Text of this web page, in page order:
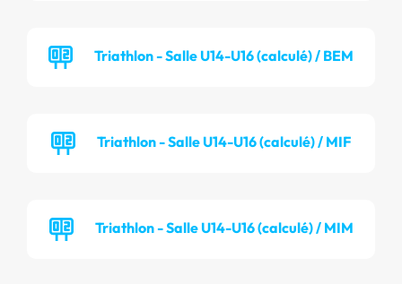
Triathlon - Salle U14-U16 (calculé) / BEM
Triathlon - Salle U14-U16 (calculé) / MIF
Triathlon - Salle U14-U16 (calculé) / MIM